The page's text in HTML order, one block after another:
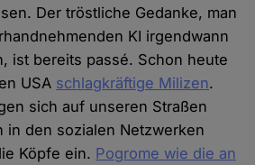
Der tröstliche Gedanke, man
KI irgendwann
ist bereits passé. Schon heute
USA schlagkräftige Milizen.
sich auf unseren Straßen
in den sozialen Netzwerken
Köpfe ein. Pogrome wie die an